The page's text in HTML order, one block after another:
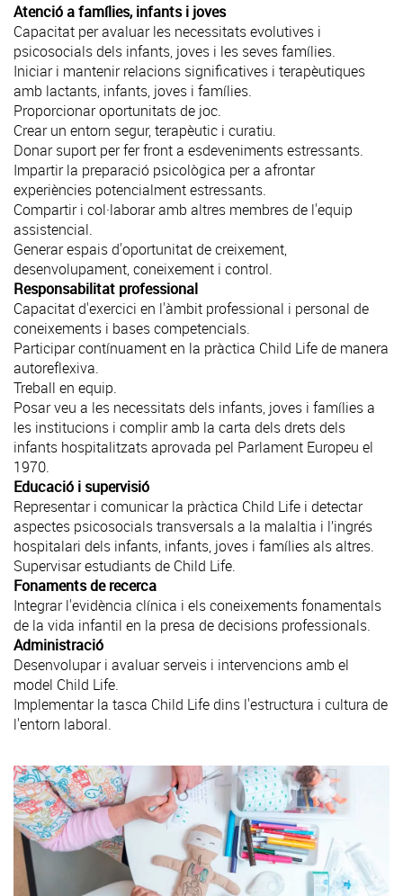
Atenció a famílies, infants i joves
Capacitat per avaluar les necessitats evolutives i
psicosocials dels infants, joves i les seves famílies.
Iniciar i mantenir relacions significatives i terapèutiques
amb lactants, infants, joves i famílies.
Proporcionar oportunitats de joc.
Crear un entorn segur, terapèutic i curatiu.
Donar suport per fer front a esdeveniments estressants.
Impartir la preparació psicològica per a afrontar
experiències potencialment estressants.
Compartir i col·laborar amb altres membres de l'equip
assistencial.
Generar espais d'oportunitat de creixement,
desenvolupament, coneixement i control.
Responsabilitat professional
Capacitat d'exercici en l'àmbit professional i personal de
coneixements i bases competencials.
Participar contínuament en la pràctica Child Life de manera
autoreflexiva.
Treball en equip.
Posar veu a les necessitats dels infants, joves i famílies a
les institucions i complir amb la carta dels drets dels
infants hospitalitzats aprovada pel Parlament Europeu el
1970.
Educació i supervisió
Representar i comunicar la pràctica Child Life i detectar
aspectes psicosocials transversals a la malaltia i l’ingrés
hospitalari dels infants, infants, joves i famílies als altres.
Supervisar estudiants de Child Life.
Fonaments de recerca
Integrar l'evidència clínica i els coneixements fonamentals
de la vida infantil en la presa de decisions professionals.
Administració
Desenvolupar i avaluar serveis i intervencions amb el
model Child Life.
Implementar la tasca Child Life dins l'estructura i cultura de
l'entorn laboral.